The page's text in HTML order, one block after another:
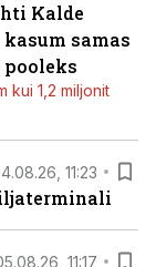
Kalde
samas
kui 1,2 miljonit
11:23
11:17